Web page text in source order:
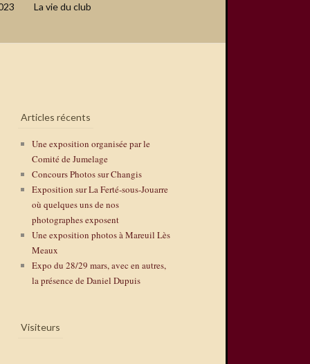
La vie du club
Articles récents
Une exposition organisée par le
Comité de Jumelage
Concours Photos sur Changis
Exposition sur La Ferté-sous-Jouarre
où quelques uns de nos
photographes exposent
Une exposition photos à Mareuil Lès
Meaux
Expo du 28/29 mars, avec en autres,
la présence de Daniel Dupuis
Visiteurs